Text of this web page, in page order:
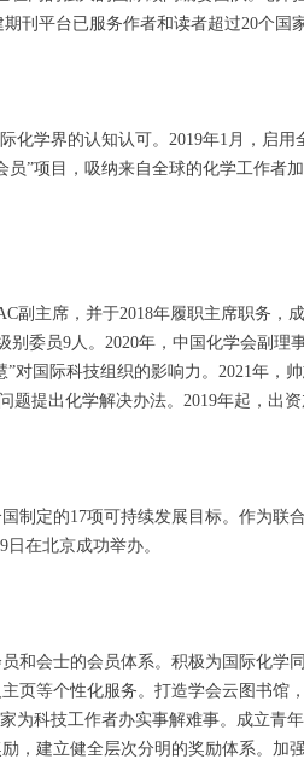
刊平台已服务作者和读者超过20个国
化学界的认知认可。2019年1月，启
”项目，吸纳来自全球的化学工作者
主席，并于2018年履职主席职务，
委员9人。2020年，中国化学会副
国际科技组织的影响力。2021年，
提出化学解决办法。2019年起，出
制定的17项可持续发展目标。作为联
在北京成功举办。
和会士的会员体系。积极为国际化学
页等个性化服务。打造学会云图书馆
为科技工作者办实事解难事。成立青
，建立健全层次分明的奖励体系。加